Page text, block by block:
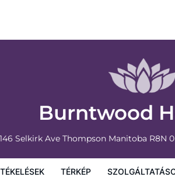
Burntwood
146 Selkirk Ave Thompson Manitoba R8N
TÉRKÉP
A